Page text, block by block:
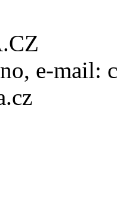
e-mail: